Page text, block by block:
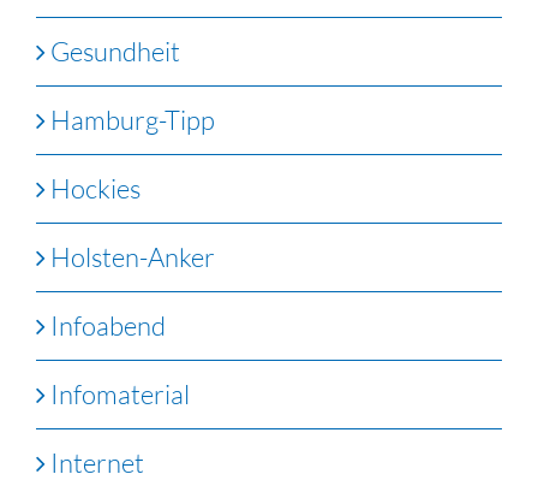
Gesundheit
Hamburg-Tipp
Hockies
Holsten-Anker
Infoabend
Infomaterial
Internet